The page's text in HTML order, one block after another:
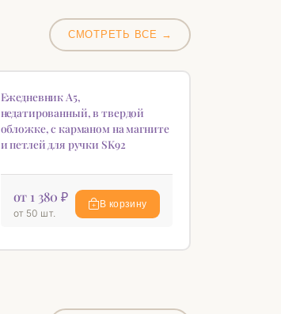
СМОТРЕТЬ ВСЕ →
Ежедневник А5,
недатированный, в твердой
обложке, с карманом на магните
и петлей для ручки SK92
от 1 380 ₽
от 50 шт.
В корзину